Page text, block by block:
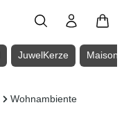
JuwelKerze Maison
Wohnambiente